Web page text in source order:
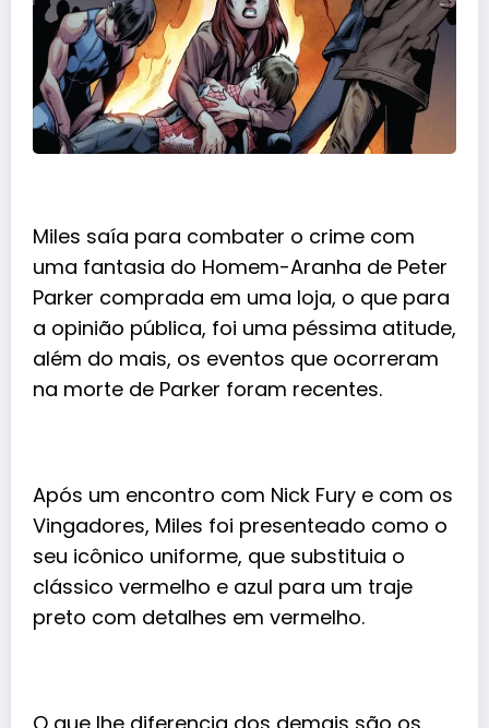
Miles saía para combater o crime com
uma fantasia do Homem-Aranha de Peter
Parker comprada em uma loja, o que para
a opinião pública, foi uma péssima atitude,
além do mais, os eventos que ocorreram
na morte de Parker foram recentes.
Após um encontro com Nick Fury e com os
Vingadores, Miles foi presenteado como o
seu icônico uniforme, que substituia o
clássico vermelho e azul para um traje
preto com detalhes em vermelho.